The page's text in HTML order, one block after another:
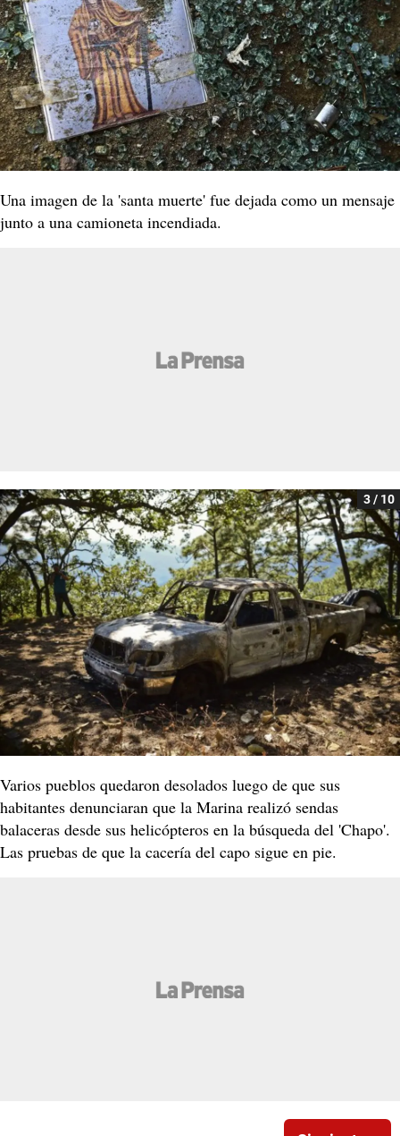
Una imagen de la 'santa muerte' fue dejada como un mensaje
junto a una camioneta incendiada.
3 / 10
Varios pueblos quedaron desolados luego de que sus
habitantes denunciaran que la Marina realizó sendas
balaceras desde sus helicópteros en la búsqueda del 'Chapo'.
Las pruebas de que la cacería del capo sigue en pie.